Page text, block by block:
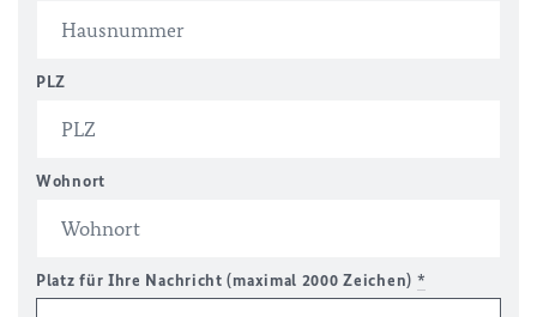
PLZ
Wohnort
Platz für Ihre Nachricht (maximal 2000 Zeichen) *